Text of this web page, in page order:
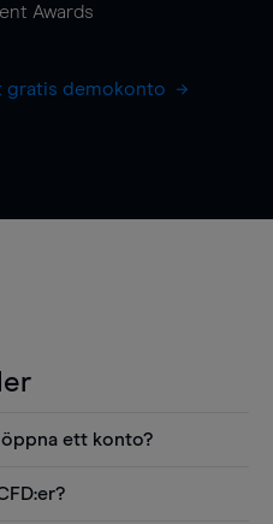
Awards
gratis demokonto
ett konto?